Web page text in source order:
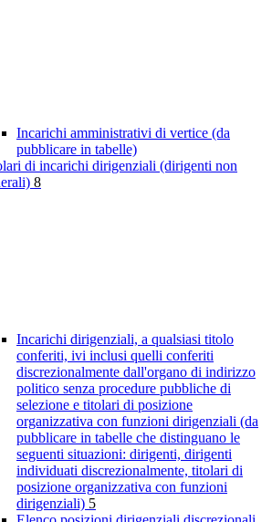
Incarichi amministrativi di vertice (da
pubblicare in tabelle)
di incarichi dirigenziali (dirigenti non
8
Incarichi dirigenziali, a qualsiasi titolo
conferiti, ivi inclusi quelli conferiti
discrezionalmente dall'organo di indirizzo
politico senza procedure pubbliche di
selezione e titolari di posizione
organizzativa con funzioni dirigenziali (da
pubblicare in tabelle che distinguano le
seguenti situazioni: dirigenti, dirigenti
individuati discrezionalmente, titolari di
posizione organizzativa con funzioni
dirigenziali) 5